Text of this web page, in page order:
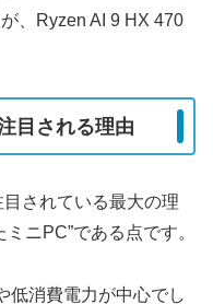
、Ryzen AI 9 HX 470
目される理由
されている最大の理
ニPC”である点です。
低消費電力が中心でし